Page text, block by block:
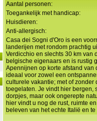
Aantal personen:
Toegankelijk met handicap:
Huisdieren:
Anti-allergisch:
Casa dei Sogni d'Oro is een
landerijen met rondom prachtig
Verdicchio en slechts 30 km van
belgische eigenaars en is rustig
Apennijnen op korte afstand van
ideaal voor zowel een
culturele vakantie; met of
toegelaten. Je vindt hier bergen,
dorpjes, maar ook ongerepte
hier vindt u nog de rust, ruimte
beleven van het echte Italië en